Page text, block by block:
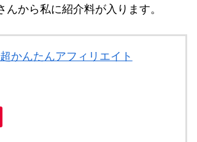
から私に紹介料が入ります。
かんたんアフィリエイト